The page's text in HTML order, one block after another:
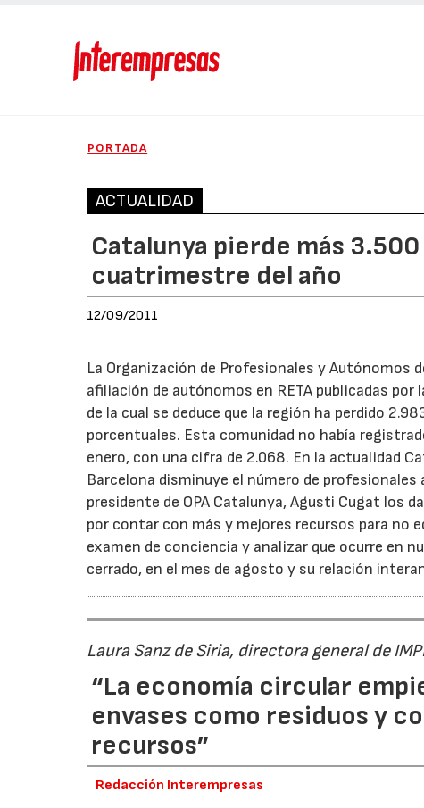
PORTADA
ACTUALIDAD
Catalunya pierde más
cuatrimestre del año
12/09/2011
La Organización de Profesionales y Autónomos
afiliación de autónomos en RETA publicadas
de la cual se deduce que la región ha perdido
porcentuales. Esta comunidad no había
enero, con una cifra de 2.068. En la actualidad
Barcelona disminuye el número de profesionales
presidente de OPA Catalunya, Agusti Cugat los
por contar con más y mejores recursos para no
examen de conciencia y analizar que ocurre en
cerrado, en el mes de agosto y su relación
Laura Sanz de Siria, directora general de
“La economía circular
envases como residuos y
recursos”
Redacción Interempresas